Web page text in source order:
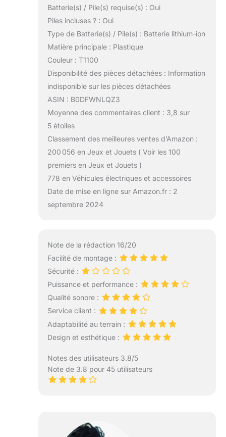
Batterie(s) / Pile(s) requise(s) : Oui
Piles incluses ? : Oui
Type de Batterie(s) / Pile(s) : Batterie lithium-ion
Matière principale : Plastique
Couleur : T1100
Disponibilité des pièces détachées : Information
indisponible sur les pièces détachées
ASIN : B0DFWNLQZ3
Moyenne des commentaires client : 3,8 sur
5 étoiles
Classement des meilleures ventes d’Amazon :
200 056 en Jeux et Jouets ( Voir les 100
premiers en Jeux et Jouets )
778 en Véhicules électriques et accessoires
Date de mise en ligne sur Amazon.fr : 2
septembre 2024
Note de la rédaction 16/20
Facilité de montage :
Sécurité :
Puissance et performance :
Qualité sonore :
Service client :
Adaptabilité au terrain :
Design et esthétique :
Notes des utilisateurs 3.8/5
Note de 3.8 pour 45 utilisateurs